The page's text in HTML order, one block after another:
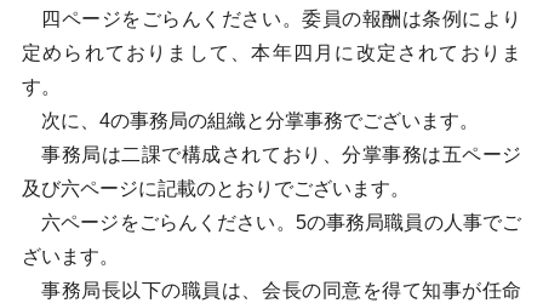
四ページをごらんください。委員の報酬は条例により
定められておりまして、本年四月に改定されておりま
す。
次に、4の事務局の組織と分掌事務でございます。
事務局は二課で構成されており、分掌事務は五ページ
及び六ページに記載のとおりでございます。
六ページをごらんください。5の事務局職員の人事でご
ざいます。
事務局長以下の職員は、会長の同意を得て知事が任命